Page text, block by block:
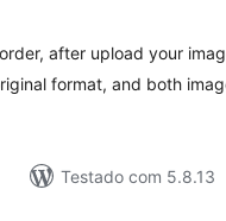
after upload your
format, and both
Testado com 5.8.13